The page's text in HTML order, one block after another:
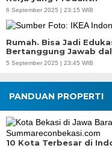
6 September 2025 | 23:15 WIB
Rumah. Bisa Jadi
Bertanggung Jawab
5 September 2025 | 23:45 WIB
PANDUAN PROPERTI
10 Kota Terbesar di